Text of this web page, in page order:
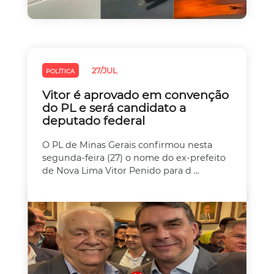
POLÍTICA 27/JUL
Vitor é aprovado em convenção
do PL e será candidato a
deputado federal
O PL de Minas Gerais confirmou nesta
segunda-feira (27) o nome do ex-prefeito
de Nova Lima Vitor Penido para d ...